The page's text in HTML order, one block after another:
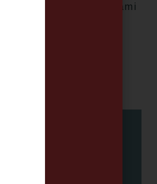
Recargas InLei® Miami